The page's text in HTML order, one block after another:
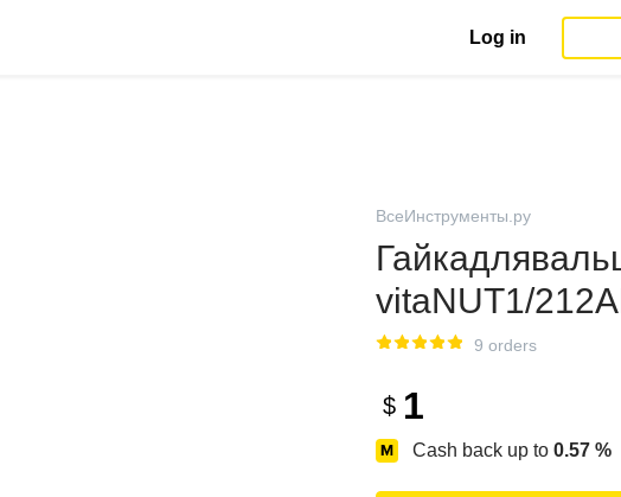
Log in
ВсеИнструменты.ру
vitaNUT1/
9 orders
$ 1
Cash back up to 0.57 %